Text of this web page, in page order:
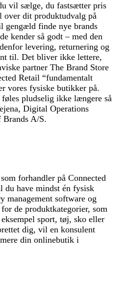
vil sælge, du fastsætter pris
over dit produktudvalg på
gengæld finde nye brands
kender så godt – med den
levering, returnering og
til. Det bliver ikke lettere,
partner The Brand Store
Retail “fundamentalt
vores fysiske butikker på.
pludselig ikke længere så
Digital Operations
Brands A/S.
forhandler på Connected
du have mindst én fysisk
management software og
de produktkategorier, som
sport, tøj, sko eller
dig, vil en konsulent
din onlinebutik i